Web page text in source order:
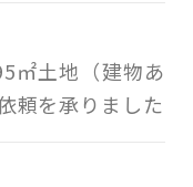
㎡土地（建物あ
頼を承りました